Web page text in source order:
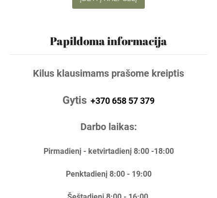
Papildoma informacija
Kilus klausimams prašome kreiptis
Gytis +370 658 57 379
Darbo laikas:
Pirmadienį - ketvirtadienį 8:00 -18:00
Penktadienį 8:00 - 19:00